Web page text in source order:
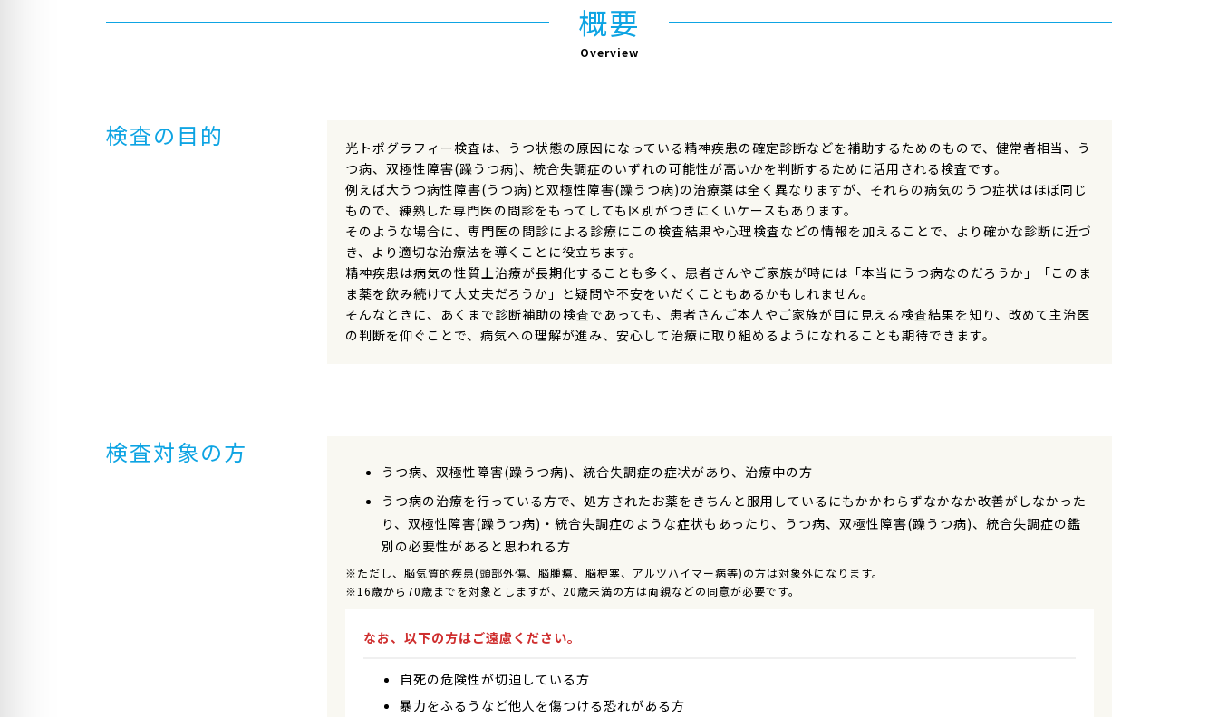
概要
Overview
検査の目的
光トポグラフィー検査は、うつ状態の原因になっている精神疾患の確定診断などを補助するためのもので、健常者相当、う
つ病、双極性障害(躁うつ病)、統合失調症のいずれの可能性が高いかを判断するために活用される検査です。
例えば大うつ病性障害(うつ病)と双極性障害(躁うつ病)の治療薬は全く異なりますが、それらの病気のうつ症状はほぼ同じ
もので、練熟した専門医の問診をもってしても区別がつきにくいケースもあります。
そのような場合に、専門医の問診による診療にこの検査結果や心理検査などの情報を加えることで、より確かな診断に近づ
き、より適切な治療法を導くことに役立ちます。
精神疾患は病気の性質上治療が長期化することも多く、患者さんやご家族が時には「本当にうつ病なのだろうか」「このま
ま薬を飲み続けて大丈夫だろうか」と疑問や不安をいだくこともあるかもしれません。
そんなときに、あくまで診断補助の検査であっても、患者さんご本人やご家族が目に見える検査結果を知り、改めて主治医
の判断を仰ぐことで、病気への理解が進み、安心して治療に取り組めるようになれることも期待できます。
検査対象の方
うつ病、双極性障害(躁うつ病)、統合失調症の症状があり、治療中の方
うつ病の治療を行っている方で、処方されたお薬をきちんと服用しているにもかかわらずなかなか改善がしなかった
り、双極性障害(躁うつ病)・統合失調症のような症状もあったり、うつ病、双極性障害(躁うつ病)、統合失調症の鑑
別の必要性があると思われる方
※ただし、脳気質的疾患(頭部外傷、脳腫瘍、脳梗塞、アルツハイマー病等)の方は対象外になります。
※16歳から70歳までを対象としますが、20歳未満の方は両親などの同意が必要です。
なお、以下の方はご遠慮ください。
自死の危険性が切迫している方
暴力をふるうなど他人を傷つける恐れがある方